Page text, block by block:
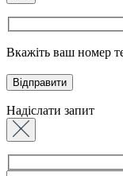
Вкажіть ваш номер
Надіслати запит